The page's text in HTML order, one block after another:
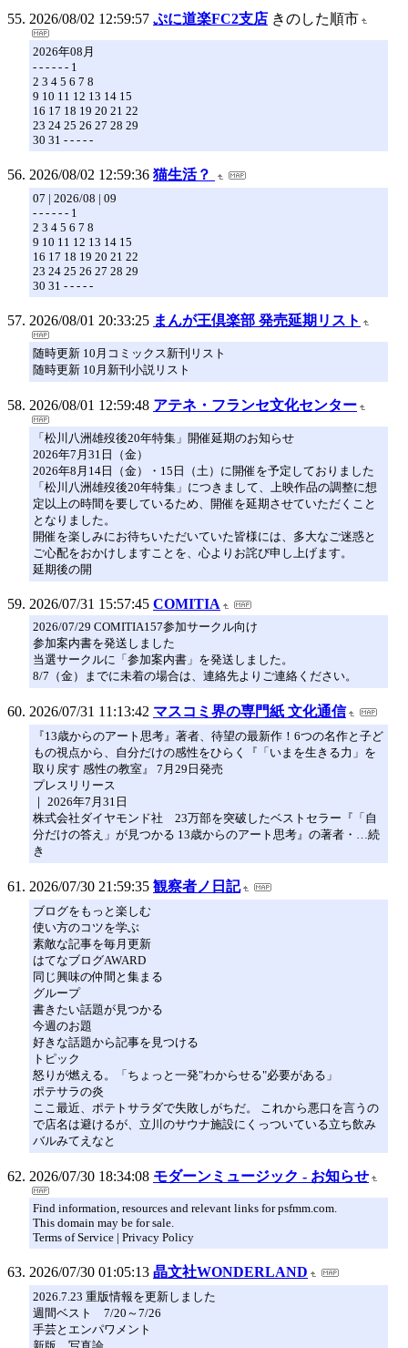
2026/08/02 12:59:57 ぷに道楽FC2支店 きのした順市
2026年08月
- - - - - - 1
2 3 4 5 6 7 8
9 10 11 12 13 14 15
16 17 18 19 20 21 22
23 24 25 26 27 28 29
30 31 - - - - -
2026/08/02 12:59:36 猫生活？
07 | 2026/08 | 09
- - - - - - 1
2 3 4 5 6 7 8
9 10 11 12 13 14 15
16 17 18 19 20 21 22
23 24 25 26 27 28 29
30 31 - - - - -
2026/08/01 20:33:25 まんが王倶楽部 発売延期リスト
随時更新 10月コミックス新刊リスト
随時更新 10月新刊小説リスト
2026/08/01 12:59:48 アテネ・フランセ文化センター
「松川八洲雄歿後20年特集」開催延期のお知らせ
2026年7月31日（金）
2026年8月14日（金）・15日（土）に開催を予定しておりました
「松川八洲雄歿後20年特集」につきまして、上映作品の調整に想
定以上の時間を要しているため、開催を延期させていただくこと
となりました。
開催を楽しみにお待ちいただいていた皆様には、多大なご迷惑と
ご心配をおかけしますことを、心よりお詫び申し上げます。
延期後の開
2026/07/31 15:57:45 COMITIA
2026/07/29 COMITIA157参加サークル向け
参加案内書を発送しました
当選サークルに「参加案内書」を発送しました。
8/7（金）までに未着の場合は、連絡先よりご連絡ください。
2026/07/31 11:13:42 マスコミ界の専門紙 文化通信
『13歳からのアート思考』著者、待望の最新作！6つの名作と子ど
もの視点から、自分だけの感性をひらく『「いまを生きる力」を
取り戻す 感性の教室』 7月29日発売
プレスリリース
｜ 2026年7月31日
株式会社ダイヤモンド社 23万部を突破したベストセラー『「自
分だけの答え」が見つかる 13歳からのアート思考』の著者・…続
き
2026/07/30 21:59:35 観察者ノ日記
ブログをもっと楽しむ
使い方のコツを学ぶ
素敵な記事を毎月更新
はてなブログAWARD
同じ興味の仲間と集まる
グループ
書きたい話題が見つかる
今週のお題
好きな話題から記事を見つける
トピック
怒りが燃える。「ちょっと一発"わからせる"必要がある」
ポテサラの炎
ここ最近、ポテトサラダで失敗しがちだ。 これから悪口を言うの
で店名は避けるが、立川のサウナ施設にくっついている立ち飲み
バルみてえなと
2026/07/30 18:34:08 モダーンミュージック - お知らせ
Find information, resources and relevant links for psfmm.com.
This domain may be for sale.
Terms of Service | Privacy Policy
2026/07/30 01:05:13 晶文社WONDERLAND
2026.7.23 重版情報を更新しました
週間ベスト 7/20～7/26
手芸とエンパワメント